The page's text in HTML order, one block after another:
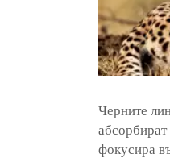
Черните
фокусира